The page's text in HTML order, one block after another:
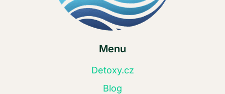
Menu
Detoxy.cz
Blog